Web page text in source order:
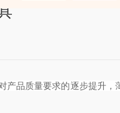
品质量要求的逐步提升